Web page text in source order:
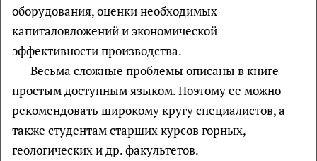
оборудования, оценки необходимых
капиталовложений и экономической
эффективности производства.
Весьма сложные проблемы описаны в книге
простым доступным языком. Поэтому ее можно
рекомендовать широкому кругу специалистов, а
также студентам старших курсов горных,
геологических и др. факультетов.